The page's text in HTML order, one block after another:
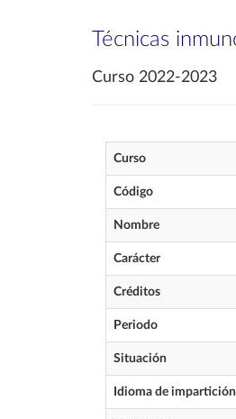
Técnicas
Curso 2022-2023
Curso
Código
Nombre
Carácter
Créditos
Periodo
Situación
Idioma de impartición